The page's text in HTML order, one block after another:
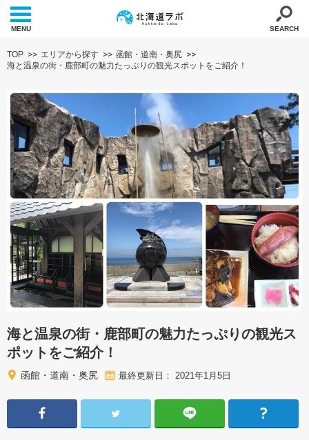
MENU SEARCH
TOP エリアから探す
函館・道南・奥尻
海と温泉の街・鹿部町の魅力たっぷりの観光スポットをご紹介！
海と温泉の街・鹿部町の魅力たっぷりの観光ス
ポットをご紹介！
函館・道南・奥尻 最終更新日： 2021年1月5日